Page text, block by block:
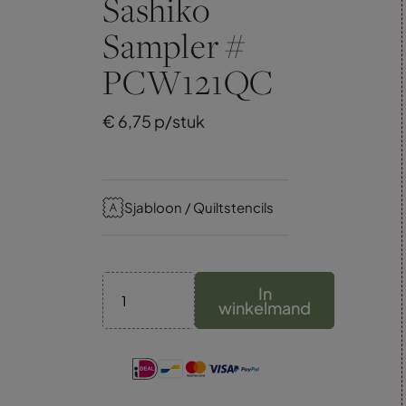
Sashiko
Sampler #
PCW121QC
€ 6,75 p/stuk
Sjabloon / Quiltstencils
In
winkelmand